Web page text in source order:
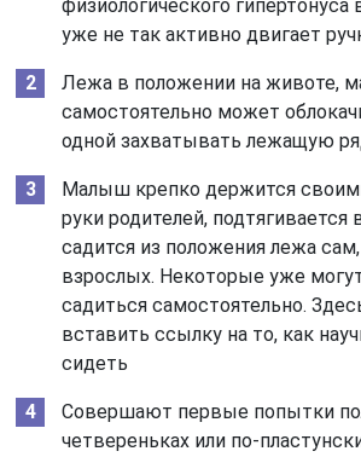
физиологического гипертонуса
уже не так активно двигает
Лежа в положении на животе,
самостоятельно может
одной захватывать лежащую
Малыш крепко держится
руки родителей, подтягивается
садится из положения лежа
взрослых. Некоторые уже
садиться самостоятельно.
вставить ссылку на то, как
сидеть
Совершают первые попытки
четвереньках или по-